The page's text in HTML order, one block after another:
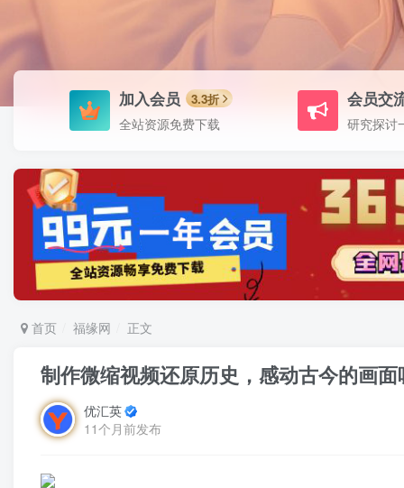
加入会员 3.3折
全站资源免费下载
会员交
研究探讨
首页 福缘网 正文
制作微缩视频还原历史，感动古今的画
优汇英
11个月前发布